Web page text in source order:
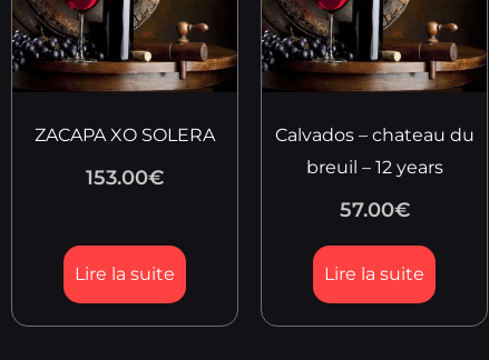
ZACAPA XO SOLERA
153.00€
Lire la suite
Calvados – chateau du
breuil – 12 years
57.00€
Lire la suite